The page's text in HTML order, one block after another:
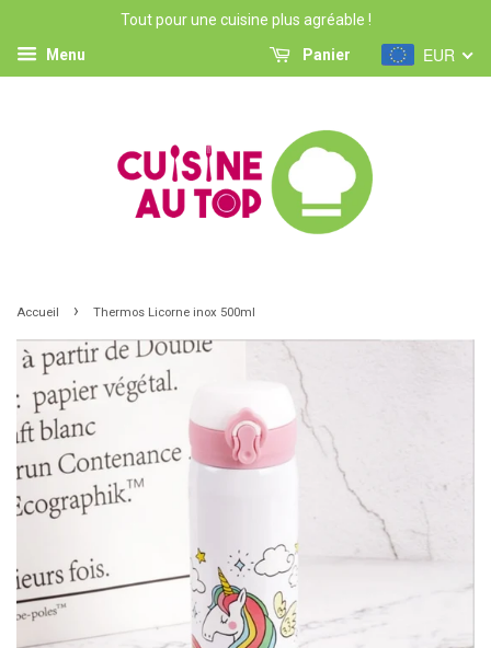
Tout pour une cuisine plus agréable !
Menu EUR
Panier
Accueil › Thermos Licorne inox 500ml